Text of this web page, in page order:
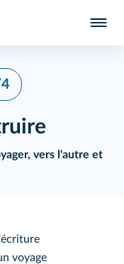
vers l'autre et
voyage